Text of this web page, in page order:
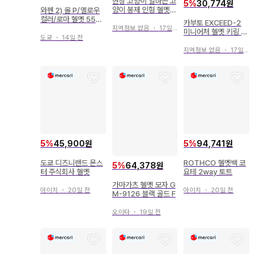
와펜 2) 올 P/옐로우
컬러/로마 헬멧 55m
도쿄 ・ 14일 전
양이 봉제 인형 헬멧
지역정보 없음 ・ 17일 전
5%30,774원
카부토 EXCEED-2
미니어처 헬멧 키링 D
지역정보 없음 ・ 17일 전
5%45,900원
도쿄 디즈니랜드 몬스
터 주식회사 헬멧
아이치 ・ 20일 전
5%64,378원
가마가츠 헬멧 모자 G
M-9126 블랙 골드 F
오이타・ 19일 전
5%94,741원
ROTHCO 헬멧백 코
요테 2way 토트
아이치 ・ 20일 전